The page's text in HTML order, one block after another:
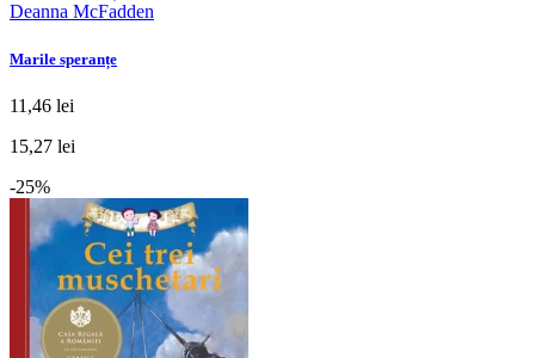
Deanna McFadden
Marile speranțe
11,46 lei
15,27 lei
-25%